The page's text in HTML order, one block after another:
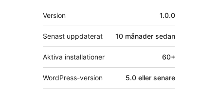
Meta
Version 1.0.0
Senast uppdaterat 10 månader sedan
Aktiva installationer 60+
WordPress-version 5.0 eller senare